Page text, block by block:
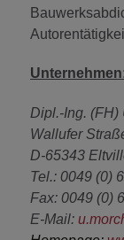
Dipl.-Ing. (FH)
Wallufer
D-65343
Tel.: 0049 (0)
Fax: 0049 (0)
E-Mail: